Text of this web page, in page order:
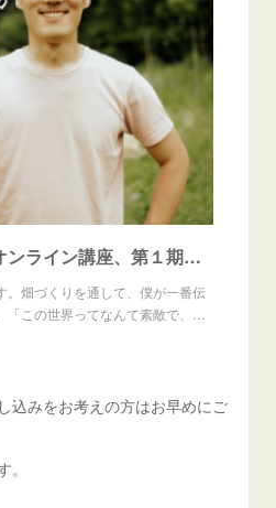
畑は小さな大自然オンライン講座、第１期生募集します。
。畑づくりを通して、僕が一番伝
「この世界ってなんて素敵で、…
込みをお考えの方はお早めにご